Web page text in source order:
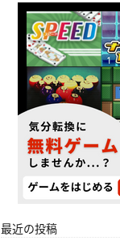
最近の投稿